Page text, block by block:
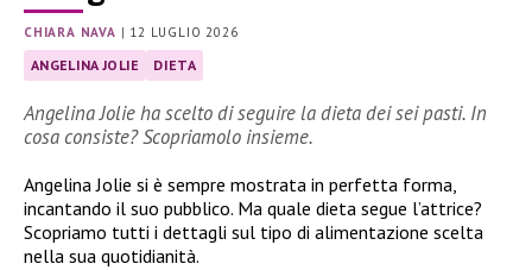
CHIARA NAVA | 12 LUGLIO 2026
ANGELINA JOLIE DIETA
Angelina Jolie ha scelto di seguire la dieta dei sei pasti. In
cosa consiste? Scopriamolo insieme.
Angelina Jolie si è sempre mostrata in perfetta forma,
incantando il suo pubblico. Ma quale dieta segue l’attrice?
Scopriamo tutti i dettagli sul tipo di alimentazione scelta
nella sua quotidianità.